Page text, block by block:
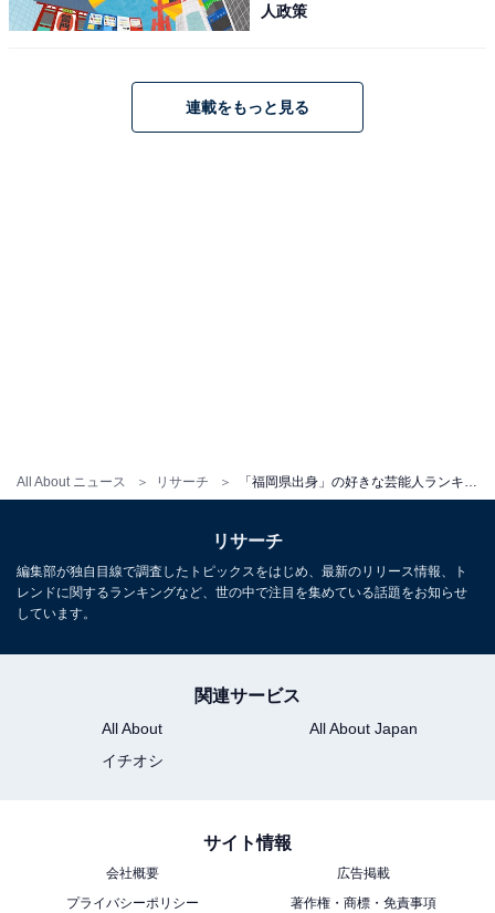
All About ニュース リサーチ
結成。福岡のローカル番組に出演し人気を博します。
れたバラエティ番組『アメトーーク！』（テレビ朝日
系）の企画「中学の時イケてないグループに属していた
岡愛がすごいから」（30代女性・東京都）、「博多とつ
かりやすい芸名と、アピールする郷土愛に好感が持てる
からです」（30代女性・埼玉県）、「福岡を代表する芸
人さんだから」（20代男性・福岡県）といった声が上が
人政策
連載をもっと見る
リサーチ
編集部が独自目線で調査したトピックスをはじめ、最新のリリース情報、ト
レンドに関するランキングなど、世の中で注目を集めている話題をお知らせ
しています。
関連サービス
All About
All About Japan
イチオシ
サイト情報
会社概要
広告掲載
プライバシーポリシー
著作権・商標・免責事項